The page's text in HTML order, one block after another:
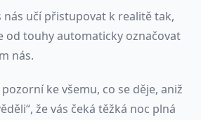
učí přistupovat k realitě tak,
od touhy automaticky označovat
nás.
ke všemu, co se děje, aniž
že vás čeká těžká noc plná